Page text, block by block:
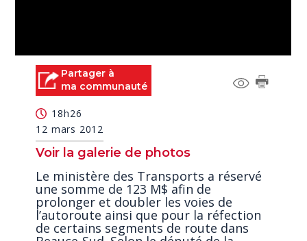
seconds
seconds
Partager à
ma communauté
18h26
12 mars 2012
Voir la galerie de photos
Le ministère des Transports a réservé
une somme de 123 M$ afin de
prolonger et doubler les voies de
l’autoroute ainsi que pour la réfection
de certains segments de route dans